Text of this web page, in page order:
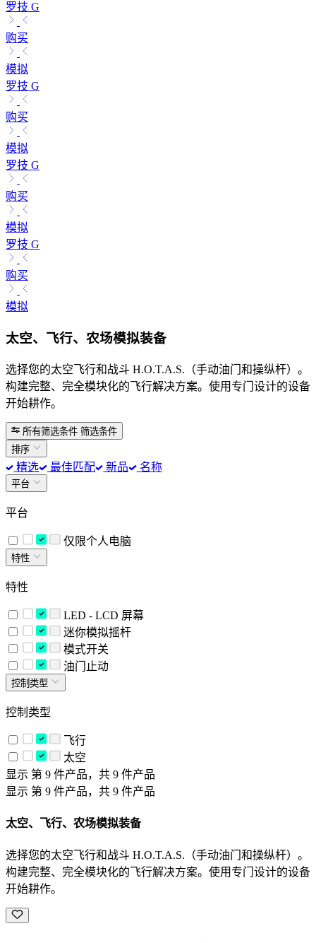
罗技 G
购买
模拟
罗技 G
购买
模拟
罗技 G
购买
模拟
罗技 G
购买
模拟
太空、飞行、农场模拟装备
选择您的太空飞行和战斗 H.O.T.A.S.（手动油门和操纵杆）。
构建完整、完全模块化的飞行解决方案。使用专门设计的设备
开始耕作。
所有筛选条件 筛选条件
排序
精选 最佳匹配 新品 名称
平台
平台
仅限个人电脑
特性
特性
LED - LCD 屏幕
迷你模拟摇杆
模式开关
油门止动
控制类型
控制类型
飞行
太空
显示 第 9 件产品，共 9 件产品
显示 第 9 件产品，共 9 件产品
太空、飞行、农场模拟装备
选择您的太空飞行和战斗 H.O.T.A.S.（手动油门和操纵杆）。
构建完整、完全模块化的飞行解决方案。使用专门设计的设备
开始耕作。